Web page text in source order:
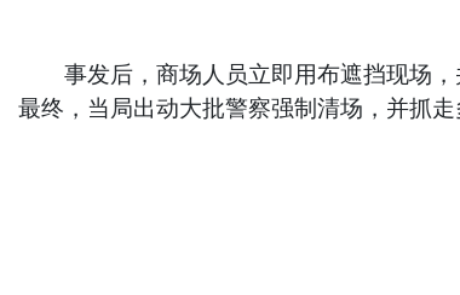
事发后，商场人员立即用布遮挡现场，
最终，当局出动大批警察强制清场，并抓走